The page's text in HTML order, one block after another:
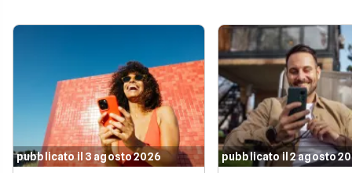
pubblicato il 3 agosto 2026 pubblicato il 2 agosto